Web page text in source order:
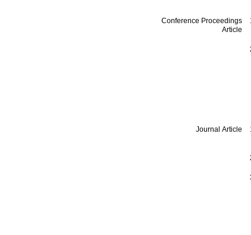
Conference Proceedings
Article
Journal Article